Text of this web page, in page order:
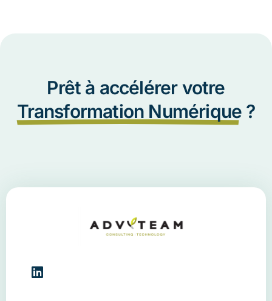
Prêt à accélérer votre
Transformation Numérique ?